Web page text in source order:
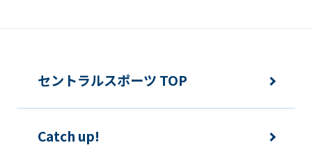
セントラルスポーツ TOP
Catch up!